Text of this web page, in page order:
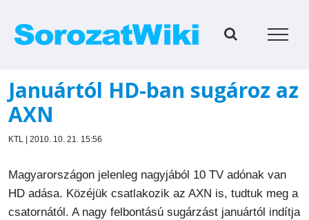
Januártól HD-ban sugároz az
AXN
KTL | 2010. 10. 21. 15:56
Magyarországon jelenleg nagyjából 10 TV adónak van
HD adása. Közéjük csatlakozik az AXN is, tudtuk meg a
csatornától. A nagy felbontású sugárzást januártól indítja